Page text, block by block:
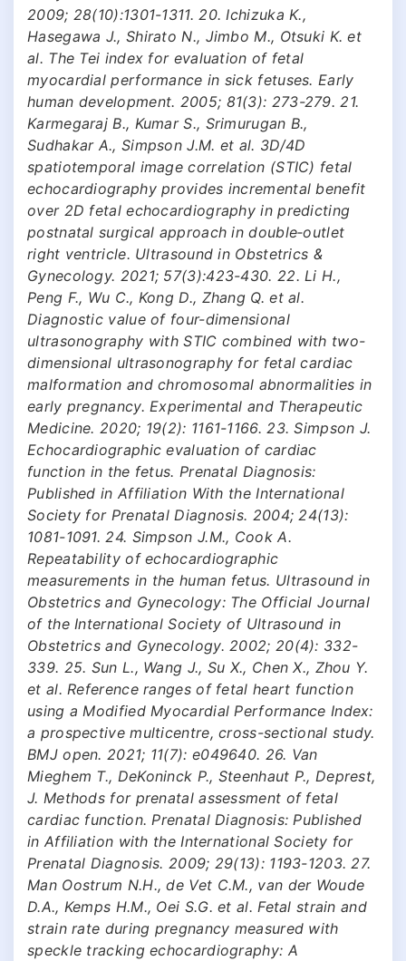
2009; 28(10):1301-1311. 20. Ichizuka K.,
Hasegawa J., Shirato N., Jimbo M., Otsuki K. et
al. The Tei index for evaluation of fetal
myocardial performance in sick fetuses. Early
human development. 2005; 81(3): 273-279. 21.
Karmegaraj B., Kumar S., Srimurugan B.,
Sudhakar A., Simpson J.M. et al. 3D/4D
spatiotemporal image correlation (STIC) fetal
echocardiography provides incremental benefit
over 2D fetal echocardiography in predicting
postnatal surgical approach in double‐outlet
right ventricle. Ultrasound in Obstetrics &
Gynecology. 2021; 57(3):423-430. 22. Li H.,
Peng F., Wu C., Kong D., Zhang Q. et al.
Diagnostic value of four-dimensional
ultrasonography with STIC combined with two-
dimensional ultrasonography for fetal cardiac
malformation and chromosomal abnormalities in
early pregnancy. Experimental and Therapeutic
Medicine. 2020; 19(2): 1161-1166. 23. Simpson J.
Echocardiographic evaluation of cardiac
function in the fetus. Prenatal Diagnosis:
Published in Affiliation With the International
Society for Prenatal Diagnosis. 2004; 24(13):
1081-1091. 24. Simpson J.M., Cook A.
Repeatability of echocardiographic
measurements in the human fetus. Ultrasound in
Obstetrics and Gynecology: The Official Journal
of the International Society of Ultrasound in
Obstetrics and Gynecology. 2002; 20(4): 332-
339. 25. Sun L., Wang J., Su X., Chen X., Zhou Y.
et al. Reference ranges of fetal heart function
using a Modified Myocardial Performance Index:
a prospective multicentre, cross-sectional study.
BMJ open. 2021; 11(7): e049640. 26. Van
Mieghem T., DeKoninck P., Steenhaut P., Deprest,
J. Methods for prenatal assessment of fetal
cardiac function. Prenatal Diagnosis: Published
in Affiliation with the International Society for
Prenatal Diagnosis. 2009; 29(13): 1193-1203. 27.
Мan Oostrum N.H., de Vet C.M., van der Woude
D.A., Kemps H.M., Oei S.G. et al. Fetal strain and
strain rate during pregnancy measured with
speckle tracking echocardiography: A